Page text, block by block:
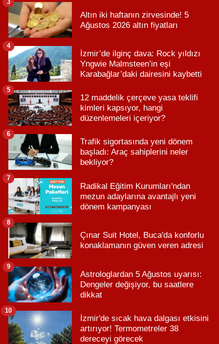
Altın iki haftanın zirvesinde! 5
Ağustos 2026 altın fiyatları
3
İzmir’de ilginç dava: Rock yıldızı
Yngwie Malmsteen’in eşi
Karabağlar’daki dairesini kaybetti
4
12 maddelik çerçeve yasa teklifi
kimleri kapsıyor, hangi
düzenlemeleri içeriyor?
5
Trafik sigortasında yeni dönem
başladı: Araç sahiplerini neler
bekliyor?
6
Radikal Eğitim Kurumları'ndan
mezun adaylarına avantajlı yeni
dönem kampanyası
7
Çınar Suit Hotel, Buca'da konforlu
konaklamanın güven veren adresi
8
Astrologlardan 5 Ağustos uyarısı:
Dengeler değişiyor, bu saatlere
dikkat
9
İzmir'de sıcak hava dalgası etkisini
artırıyor! Termometreler 38
dereceyi görecek
10